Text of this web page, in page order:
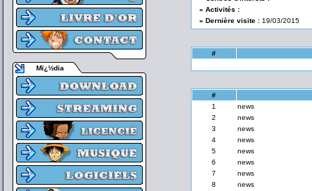
Mï¿½dia
» Activités :
» Dernière visite : 19/03/2015
#
#
1
news
2
news
3
news
4
news
5
news
6
news
7
news
8
news